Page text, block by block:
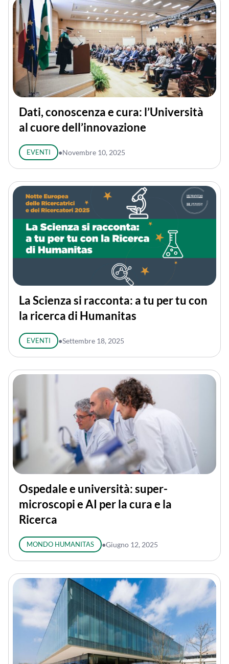
Dati, conoscenza e cura: l’Università
al cuore dell’innovazione
EVENTI ●Novembre 10, 2025
La Scienza si racconta: a tu per tu con
la ricerca di Humanitas
EVENTI ●Settembre 18, 2025
Ospedale e università: super-
microscopi e AI per la cura e la
Ricerca
MONDO HUMANITAS ●Giugno 12, 2025